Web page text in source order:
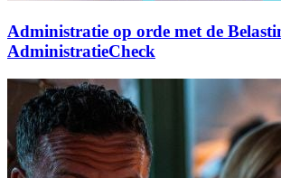
Administratie op orde met de
AdministratieCheck